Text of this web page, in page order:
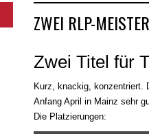
ZWEI RLP-
Zwei Titel für
Kurz, knackig, konzentriert.
Anfang April in Mainz sehr
Die Platzierungen: